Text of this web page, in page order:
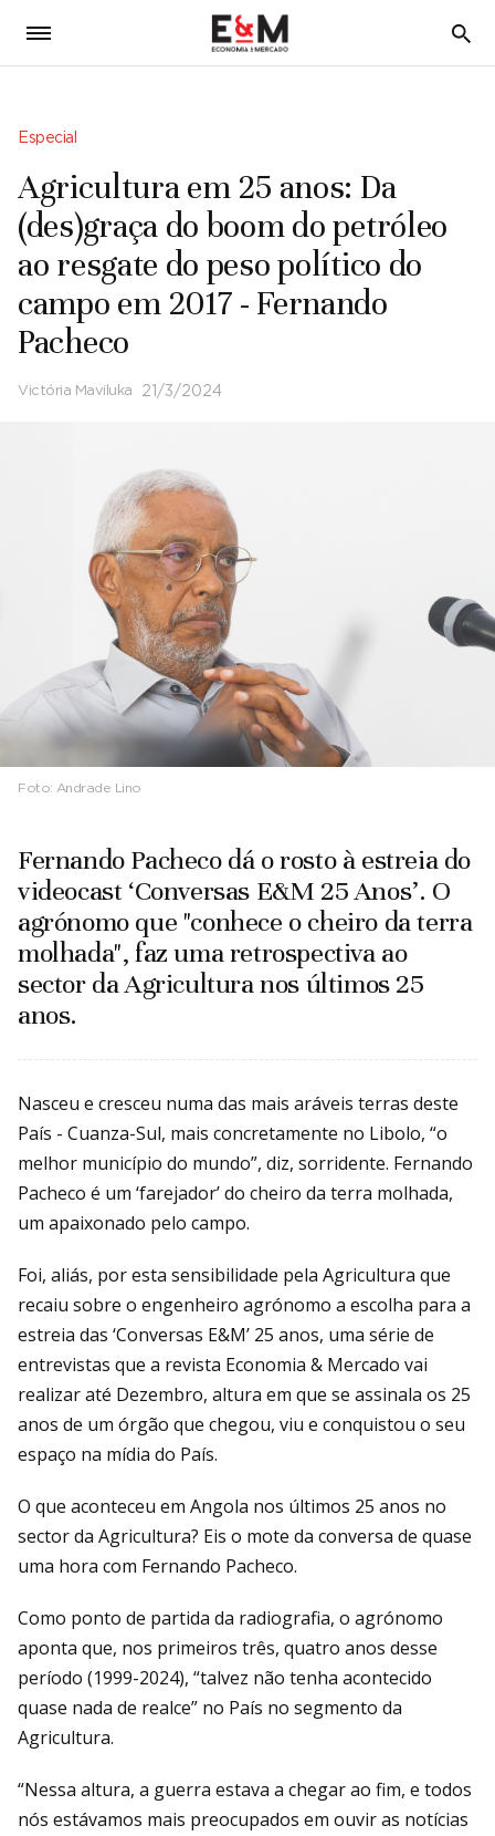
5
Especial
Agricultura em 25 anos: Da
(des)graça do boom do petróleo
ao resgate do peso político do
campo em 2017 - Fernando
Pacheco
Victória Maviluka 21/3/2024
Foto: Andrade Lino
Fernando Pacheco dá o rosto à estreia do
videocast ‘Conversas E&M 25 Anos’. O
agrónomo que "conhece o cheiro da terra
molhada", faz uma retrospectiva ao
sector da Agricultura nos últimos 25
anos.
Nasceu e cresceu numa das mais aráveis terras deste
País - Cuanza-Sul, mais concretamente no Libolo, “o
melhor município do mundo”, diz, sorridente. Fernando
Pacheco é um ‘farejador’ do cheiro da terra molhada,
um apaixonado pelo campo.
Foi, aliás, por esta sensibilidade pela Agricultura que
recaiu sobre o engenheiro agrónomo a escolha para a
estreia das ‘Conversas E&M’ 25 anos, uma série de
entrevistas que a revista Economia & Mercado vai
realizar até Dezembro, altura em que se assinala os 25
anos de um órgão que chegou, viu e conquistou o seu
espaço na mídia do País.
O que aconteceu em Angola nos últimos 25 anos no
sector da Agricultura? Eis o mote da conversa de quase
uma hora com Fernando Pacheco.
Como ponto de partida da radiografia, o agrónomo
aponta que, nos primeiros três, quatro anos desse
período (1999-2024), “talvez não tenha acontecido
quase nada de realce” no País no segmento da
Agricultura.
“Nessa altura, a guerra estava a chegar ao fim, e todos
nós estávamos mais preocupados em ouvir as notícias